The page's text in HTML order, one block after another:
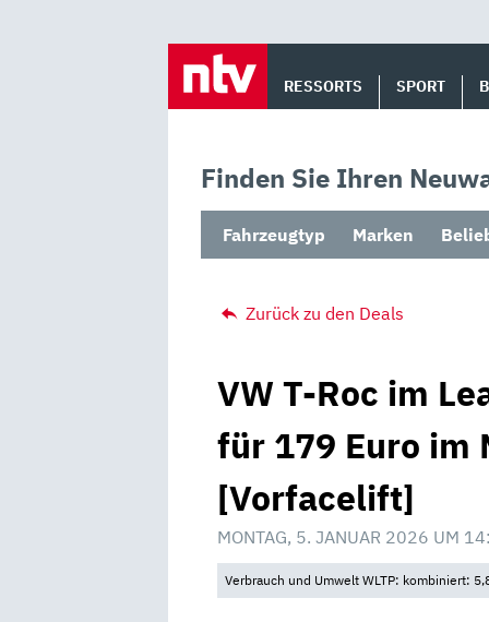
RESSORTS SPORT
Finden Sie Ihren
Fahrzeugtyp Marken
Zurück zu den Deals
VW T-Roc im
für 179 Euro im
[Vorfacelift]
MONTAG, 5. JANUAR 2026 UM
Verbrauch und Umwelt WLTP: kombiniert: